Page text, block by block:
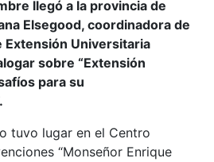
llegó a la provincia de
Elsegood, coordinadora de
Extensión Universitaria
sobre “Extensión
para su
tuvo lugar en el Centro
“Monseñor Enrique